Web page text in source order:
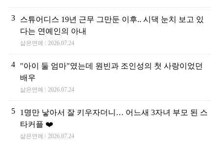
3
스튜어디스 19년 근무 그만둔 이후.. 시댁 눈치 보고 있
다는 연예인의 아내
삶은연예 2026.07.24
4
"아이 둘 엄마"였는데 원빈과 조인성의 첫 사랑이었던
배우
삶은연예 2026.07.24
5
1명만 낳아서 잘 키우자더니… 어느새 3자녀 부모 된 스
타커플 ❤️
삶은연예 2026.07.24